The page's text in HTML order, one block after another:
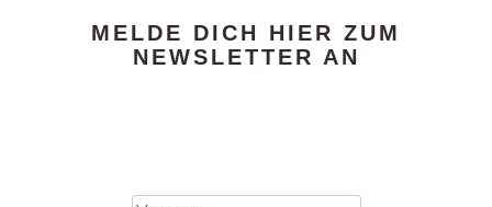
MELDE DICH HIER ZUM
NEWSLETTER AN